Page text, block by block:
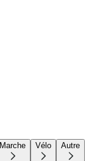
Marche Vélo Autre